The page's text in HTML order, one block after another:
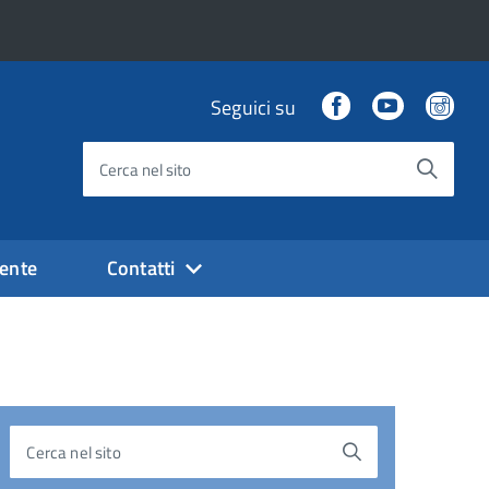
Seguici su FacebookYoutube
Cerca nel sito
Contatti
Cerca nel sito